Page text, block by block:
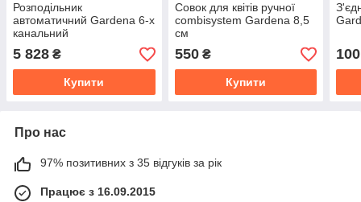
Розподільник
автоматичний Gardena 6-х
канальний
5 828 ₴
Купити
Совок для квітів ручної
combisystem Gardena 8,5
см
550₴
Купити
Про нас
97% позитивних з 35 відгуків за рік
Працює з 16.09.2015